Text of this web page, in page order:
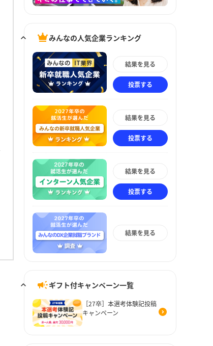
みんなの人気企業ランキング
結果を見る
投票する
結果を見る
投票する
結果を見る
投票する
結果を見る
ギフト付キャンペーン一覧
［27卒］本選考体験記投稿
キャンペーン